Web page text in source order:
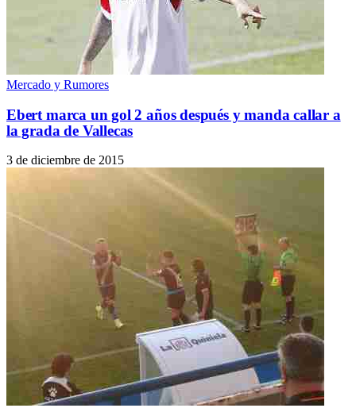
Mercado y Rumores
Ebert marca un gol 2 años después y manda callar a
la grada de Vallecas
3 de diciembre de 2015